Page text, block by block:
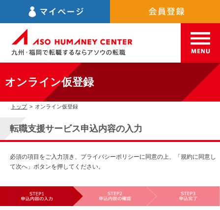
オンライン仮登録
トップ > オンライン仮登録
転職支援サービス申込内容の入力
必須の項目をご入力頂き、プライバシーポリシーに同意の上、「規約に同意し
て次へ」ボタンを押してください。